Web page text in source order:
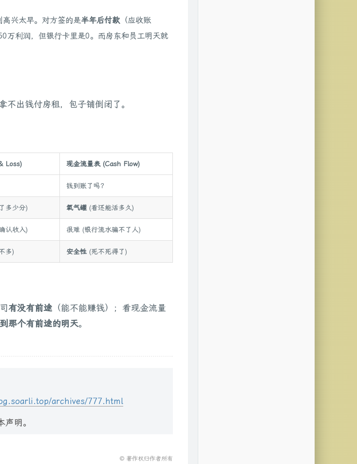
高兴太早。对方签的是半年后付款 （应收账
万利润，但银行卡里是0。而房东和员工明天就
不出钱付房租，包子铺倒闭了。
Loss) 现金流量表 (Cash Flow)
钱到账了吗？
多少分) 氧气罐 (看还能活多久)
认收入) 很难 (银行流水骗不了人)
多) 安全性 (死不死得了)
有没有前途 （能不能赚钱）；看现金流量
那个有前途的明天。
archives/777.html
明。
© 著作权归作者所有